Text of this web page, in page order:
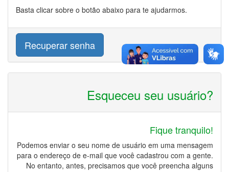
Basta clicar sobre o botão abaixo para te ajudarmos.
Recuperar senha
Esqueceu seu usuário?
Fique tranquilo!
Podemos enviar o seu nome de usuário em uma mensagem
para o endereço de e-mail que você cadastrou com a gente.
No entanto, antes, precisamos que você preencha alguns